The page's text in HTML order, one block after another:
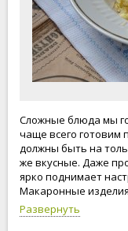
Сложные блюда мы
чаще всего готовим
должны быть на
же вкусные. Даже
ярко поднимает
Макаронные
нам необходимо для
Готовьте с любовь!
Развернуть